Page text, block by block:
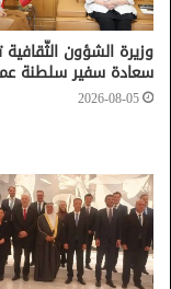
وأكد الطرفان، في
كجسر للحوار
المقترحات إلى
الثقافية بين تونس
وزيرة الشؤون
سعادة سفير سلطنة
2026-08-05